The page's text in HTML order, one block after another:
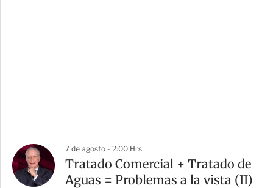
7 de agosto - 2:00 Hrs
Tratado Comercial + Tratado de
Aguas = Problemas a la vista (II)